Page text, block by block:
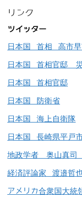
リンク
ツイッター
日本国 首相 高市
日本国 首相官邸
日本国 首相官邸
日本国 防衛省
日本国 海上自衛隊
日本国 長崎県平戸
地政学者 奥山真司
経済評論家 渡邉哲
アメリカ合衆国大